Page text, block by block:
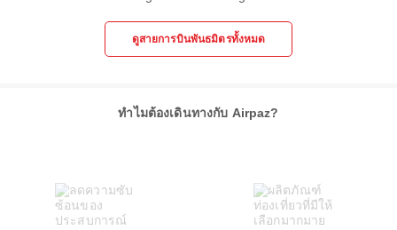
ดูสายการบินพันธมิตรทั้งหมด
ทำไมต้องเดินทางกับ Airpaz?